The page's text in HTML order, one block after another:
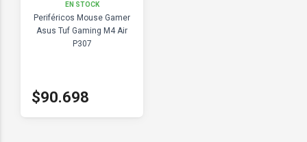
EN STOCK
Periféricos Mouse Gamer
Asus Tuf Gaming M4 Air
P307
$90.698